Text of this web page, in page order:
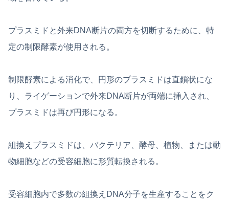
プラスミドと外来DNA断片の両方を切断するために、特
定の制限酵素が使用される。
制限酵素による消化で、円形のプラスミドは直鎖状にな
り、ライゲーションで外来DNA断片が両端に挿入され、
プラスミドは再び円形になる。
組換えプラスミドは、バクテリア、酵母、植物、または動
物細胞などの受容細胞に形質転換される。
受容細胞内で多数の組換えDNA分子を生産することをク